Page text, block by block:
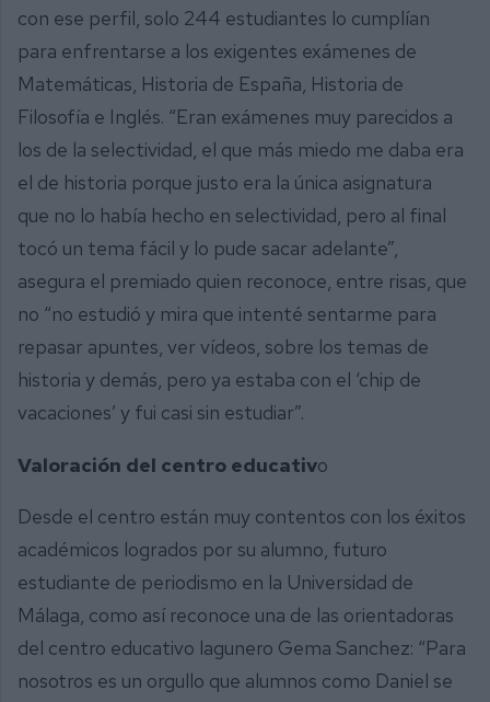
con ese perfil, solo 244 estudiantes lo cumplían
para enfrentarse a los exigentes exámenes de
Matemáticas, Historia de España, Historia de
Filosofía e Inglés. “Eran exámenes muy parecidos a
los de la selectividad, el que más miedo me daba era
el de historia porque justo era la única asignatura
que no lo había hecho en selectividad, pero al final
tocó un tema fácil y lo pude sacar adelante”,
asegura el premiado quien reconoce, entre risas, que
no “no estudió y mira que intenté sentarme para
repasar apuntes, ver vídeos, sobre los temas de
historia y demás, pero ya estaba con el ‘chip de
vacaciones’ y fui casi sin estudiar”.
Valoración del centro educativo
Desde el centro están muy contentos con los éxitos
académicos logrados por su alumno, futuro
estudiante de periodismo en la Universidad de
Málaga, como así reconoce una de las orientadoras
del centro educativo lagunero Gema Sanchez: “Para
nosotros es un orgullo que alumnos como Daniel se